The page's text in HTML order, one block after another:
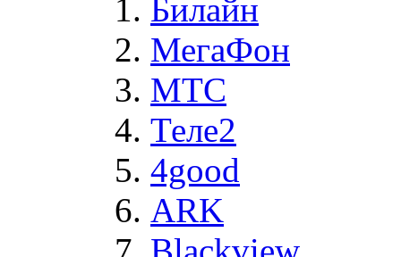
Билайн
МегаФон
MTC
Теле2
4good
ARK